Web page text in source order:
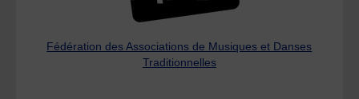
Fédération des Associations de Musiques et Danses
Traditionnelles